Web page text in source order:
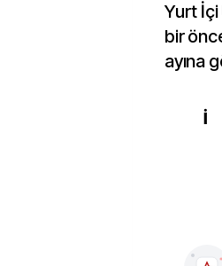
Yurt İçi
bir
ayına
İ